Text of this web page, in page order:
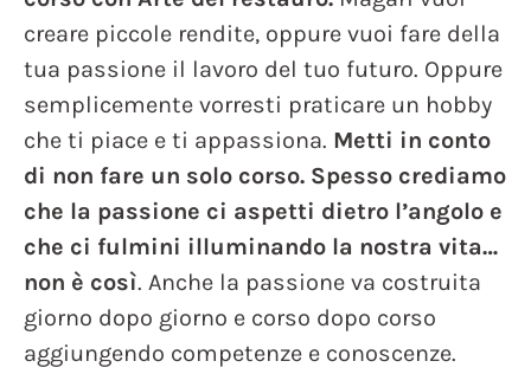
creare piccole rendite, oppure vuoi fare della
tua passione il lavoro del tuo futuro. Oppure
semplicemente vorresti praticare un hobby
che ti piace e ti appassiona. Metti in conto
di non fare un solo corso. Spesso crediamo
che la passione ci aspetti dietro l’angolo e
che ci fulmini illuminando la nostra vita…
non è così. Anche la passione va costruita
giorno dopo giorno e corso dopo corso
aggiungendo competenze e conoscenze.